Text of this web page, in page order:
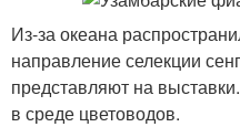
Из-за океана
направление селекции
представляют на
в среде цветоводов.